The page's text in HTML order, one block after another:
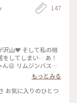
147
て私の相
をしてしまい… あ！
😫 リムジンバスで
シュリシ
もっとみる